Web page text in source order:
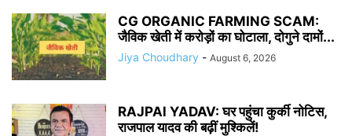
CG ORGANIC FARMING SCAM:
जैविक खेती में करोड़ों का घोटाला, दोगुने दामों...
Jiya Choudhary - August 6, 2026
RAJPAl YADAV: घर पहुंचा कुर्की नोटिस,
राजपाल यादव की बढ़ीं मुश्किलें!